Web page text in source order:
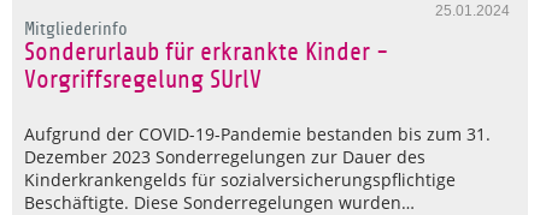
25.01.2024
Mitgliederinfo
Sonderurlaub für erkrankte Kinder -
Vorgriffsregelung SUrlV
Aufgrund der COVID-19-Pandemie bestanden bis zum 31.
Dezember 2023 Sonderregelungen zur Dauer des
Kinderkrankengelds für sozialversicherungspflichtige
Beschäftigte. Diese Sonderregelungen wurden…